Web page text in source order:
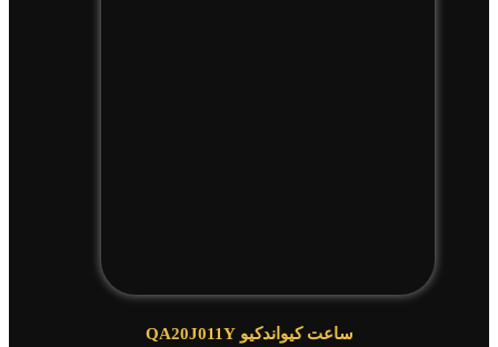
ساعت کیواندکیو QA20J011Y